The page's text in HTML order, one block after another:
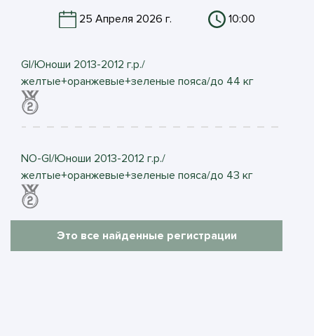
25 Апреля 2026 г. 10:00
GI/Юноши 2013-2012 г.р./
желтые+оранжевые+зеленые пояса/до 44 кг
NO-GI/Юноши 2013-2012 г.р./
желтые+оранжевые+зеленые пояса/до 43 кг
Это все найденные регистрации